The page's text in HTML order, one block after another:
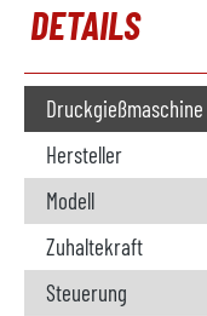
DETAILS
Druckgießmaschine
Hersteller
Modell
Zuhaltekraft
Steuerung